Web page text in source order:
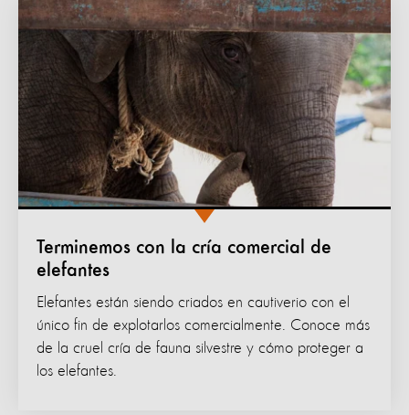
Terminemos con la cría comercial de
elefantes
Elefantes están siendo criados en cautiverio con el
único fin de explotarlos comercialmente. Conoce más
de la cruel cría de fauna silvestre y cómo proteger a
los elefantes.